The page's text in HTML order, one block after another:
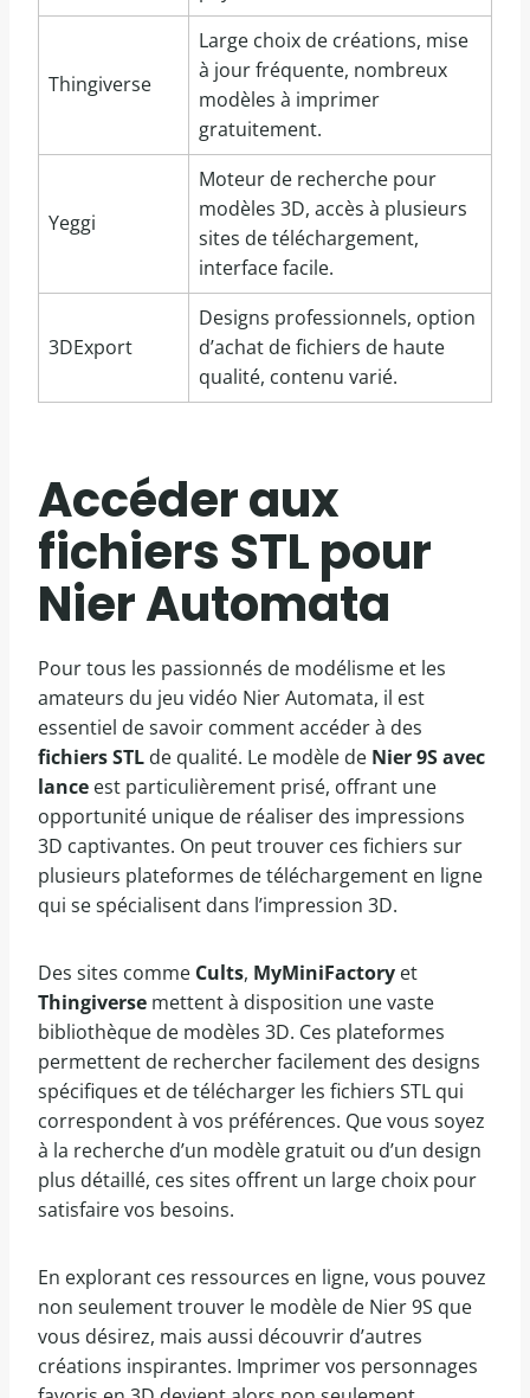
Thingiverse
Large choix de créations, mise
à jour fréquente, nombreux
modèles à imprimer
gratuitement.
Yeggi
Moteur de recherche pour
modèles 3D, accès à plusieurs
sites de téléchargement,
interface facile.
3DExport
Designs professionnels, option
d’achat de fichiers de haute
qualité, contenu varié.
Accéder aux
fichiers STL pour
Nier Automata
Pour tous les passionnés de modélisme et les
amateurs du jeu vidéo Nier Automata, il est
essentiel de savoir comment accéder à des
fichiers STL de qualité. Le modèle de Nier 9S avec
lance est particulièrement prisé, offrant une
opportunité unique de réaliser des impressions
3D captivantes. On peut trouver ces fichiers sur
plusieurs plateformes de téléchargement en ligne
qui se spécialisent dans l’impression 3D.
Des sites comme Cults, MyMiniFactory et
Thingiverse mettent à disposition une vaste
bibliothèque de modèles 3D. Ces plateformes
permettent de rechercher facilement des designs
spécifiques et de télécharger les fichiers STL qui
correspondent à vos préférences. Que vous soyez
à la recherche d’un modèle gratuit ou d’un design
plus détaillé, ces sites offrent un large choix pour
satisfaire vos besoins.
En explorant ces ressources en ligne, vous pouvez
non seulement trouver le modèle de Nier 9S que
vous désirez, mais aussi découvrir d’autres
créations inspirantes. Imprimer vos personnages